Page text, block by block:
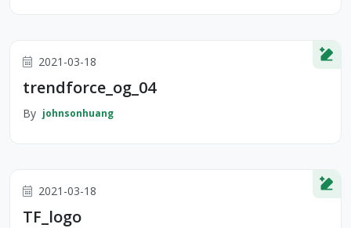
2021-03-18
trendforce_og_04
By johnsonhuang
2021-03-18
TF_logo